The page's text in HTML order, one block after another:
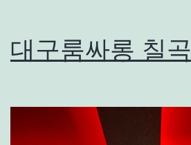
대구룸싸롱 칠곡